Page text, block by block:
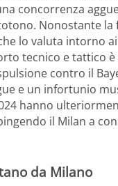
concorrenza
Nonostante la
lo valuta intorno
tecnico e tattico
contro il
e un infortunio
hanno
il Milan a
da Milano